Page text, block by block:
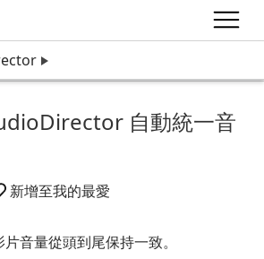
自動統一音
新增至我的最愛
音量從頭到尾保持一致。